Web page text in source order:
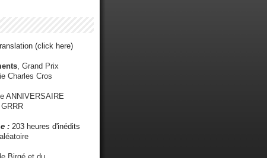
(click here)
, Grand Prix
Charles Cros
ANNIVERSAIRE
: 203 heures d'inédits